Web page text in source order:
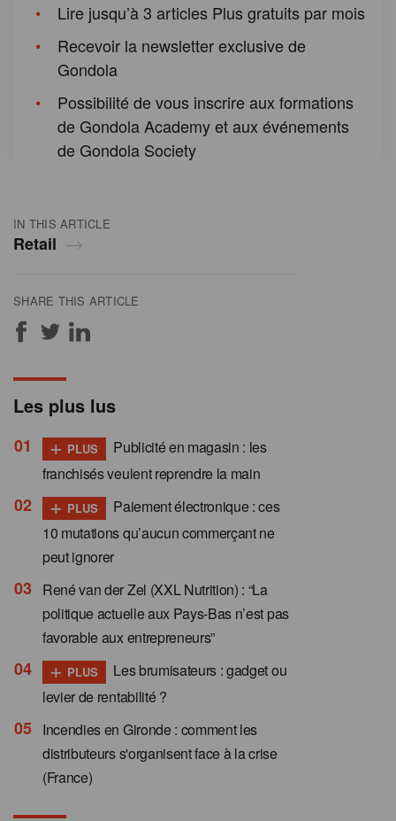
IN THIS ARTICLE
Retail
SHARE THIS ARTICLE
Lire jusqu’à 3 articles Plus gratuits par mois
Recevoir la newsletter exclusive de
Gondola
Possibilité de vous inscrire aux formations
de Gondola Academy et aux événements
de Gondola Society
Les plus lus
+ PLUS
Publicité en magasin : les
franchisés veulent reprendre la main
+ PLUS
Paiement électronique : ces
10 mutations qu’aucun commerçant ne
peut ignorer
René van der Zel (XXL Nutrition) : “La
politique actuelle aux Pays-Bas n’est pas
favorable aux entrepreneurs”
+ PLUS
Les brumisateurs : gadget ou
levier de rentabilité ?
Incendies en Gironde : comment les
distributeurs s'organisent face à la crise
(France)